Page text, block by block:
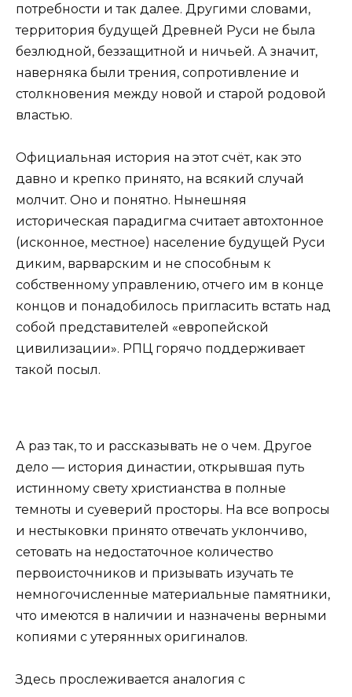
потребности и так далее. Другими словами,
территория будущей Древней Руси не была
безлюдной, беззащитной и ничьей. А значит,
наверняка были трения, сопротивление и
столкновения между новой и старой родовой
властью.
Официальная история на этот счёт, как это
давно и крепко принято, на всякий случай
молчит. Оно и понятно. Нынешняя
историческая парадигма считает автохтонное
(исконное, местное) население будущей Руси
диким, варварским и не способным к
собственному управлению, отчего им в конце
концов и понадобилось пригласить встать над
собой представителей «европейской
цивилизации». РПЦ горячо поддерживает
такой посыл.
А раз так, то и рассказывать не о чем. Другое
дело — история династии, открывшая путь
истинному свету христианства в полные
темноты и суеверий просторы. На все вопросы
и нестыковки принято отвечать уклончиво,
сетовать на недостаточное количество
первоисточников и призывать изучать те
немногочисленные материальные памятники,
что имеются в наличии и назначены верными
копиями с утерянных оригиналов.
Здесь прослеживается аналогия с